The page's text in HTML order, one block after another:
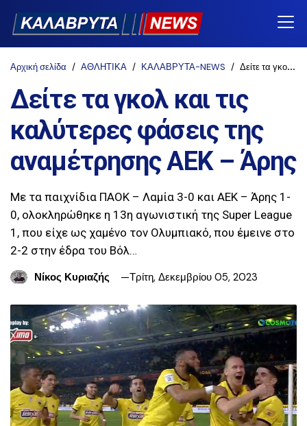
Αρχική σελίδα ΑΘΛΗΤΙΚΑ ΚΑΛΑΒΡΥΤΑ-NEWS Δείτε τα γκολ και τις καλύτερες φάσεις της αναμέτρησης ΑΕΚ – Άρης
Δείτε τα γκολ και τις
καλύτερες φάσεις της
αναμέτρησης ΑΕΚ – Άρης
Με τα παιχνίδια ΠΑΟΚ – Λαμία 3-0 και ΑΕΚ – Άρης 1-
0, ολοκληρώθηκε η 13η αγωνιστική της Super League
1, που είχε ως χαμένο τον Ολυμπιακό, που έμεινε στο
2-2 στην έδρα του Βόλ…
Νίκος Κυριαζής
Τρίτη, Δεκεμβρίου 05, 2023